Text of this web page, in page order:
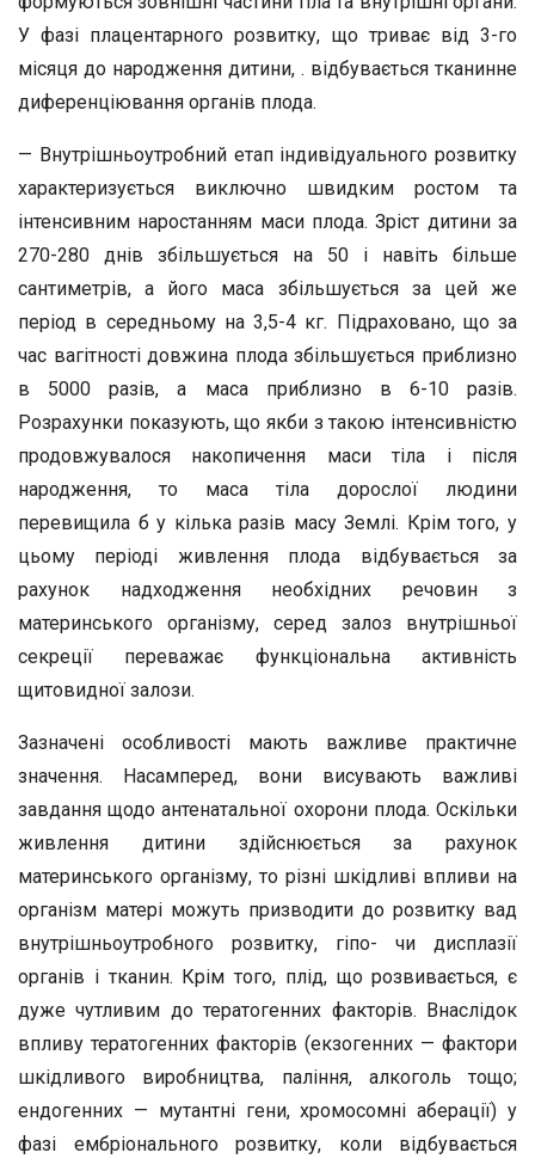
У фазі плацентарного розвитку, що триває від 3-го
місяця до народження дитини, . відбувається тканинне
диференціювання органів плода.
— Внутрішньоутробний етап індивідуального розвитку
характеризується виключно швидким ростом та
інтенсивним наростанням маси плода. Зріст дитини за
270-280 днів збільшується на 50 і навіть більше
сантиметрів, а його маса збільшується за цей же
період в середньому на 3,5-4 кг. Підраховано, що за
час вагітності довжина плода збільшується приблизно
в 5000 разів, а маса приблизно в 6-10 разів.
Розрахунки показують, що якби з такою інтенсивністю
продовжувалося накопичення маси тіла і після
народження, то маса тіла дорослої людини
перевищила б у кілька разів масу Землі. Крім того, у
цьому періоді живлення плода відбувається за
рахунок надходження необхідних речовин з
материнського організму, серед залоз внутрішньої
секреції переважає функціональна активність
щитовидної залози.
Зазначені особливості мають важливе практичне
значення. Насамперед, вони висувають важливі
завдання щодо антенатальної охорони плода. Оскільки
живлення дитини здійснюється за рахунок
материнського організму, то різні шкідливі впливи на
організм матері можуть призводити до розвитку вад
внутрішньоутробного розвитку, гіпо- чи дисплазії
органів і тканин. Крім того, плід, що розвивається, є
дуже чутливим до тератогенних факторів. Внаслідок
впливу тератогенних факторів (екзогенних — фактори
шкідливого виробництва, паління, алкоголь тощо;
ендогенних — мутантні гени, хромосомні аберації) у
фазі ембріонального розвитку, коли відбувається